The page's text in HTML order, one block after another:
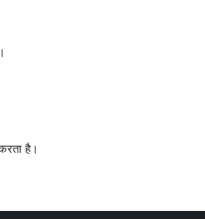
है।